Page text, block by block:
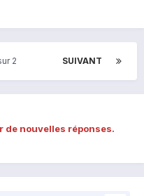
SUIVANT
2
de nouvelles réponses.